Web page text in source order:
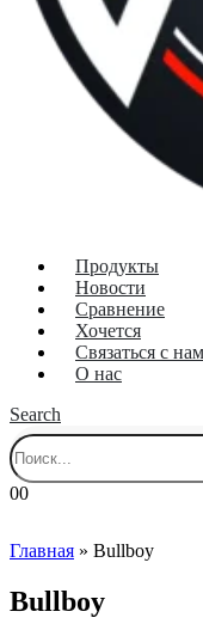
Продукты
Новости
Сравнение
Хочется
Связаться с
О нас
Search
00
Главная » Bullboy
Bullboy